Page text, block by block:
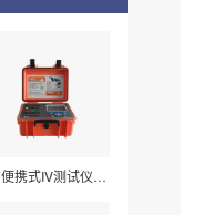
便携式IV测试仪